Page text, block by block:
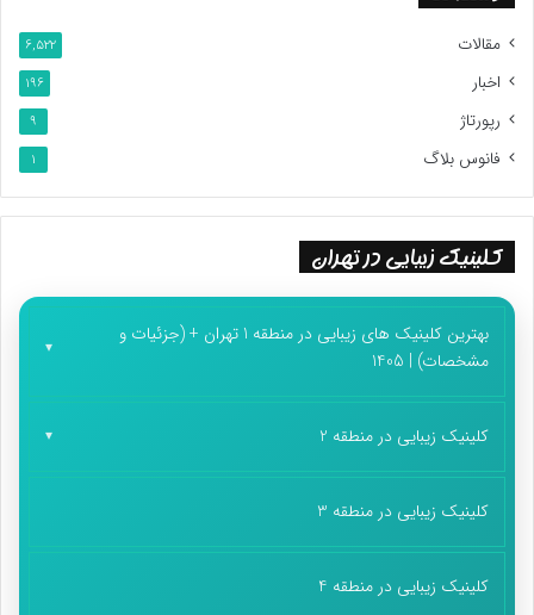
مقالات 6,522
اخبار 196
رپورتاژ 9
فانوس بلاگ 1
کلینیک زیبایی در تهران
بهترین کلینیک های زیبایی در منطقه 1 تهران + (جزئیات و
مشخصات) | 1405
کلینیک زیبایی در منطقه 2
کلینیک زیبایی در منطقه 3
کلینیک زیبایی در منطقه 4